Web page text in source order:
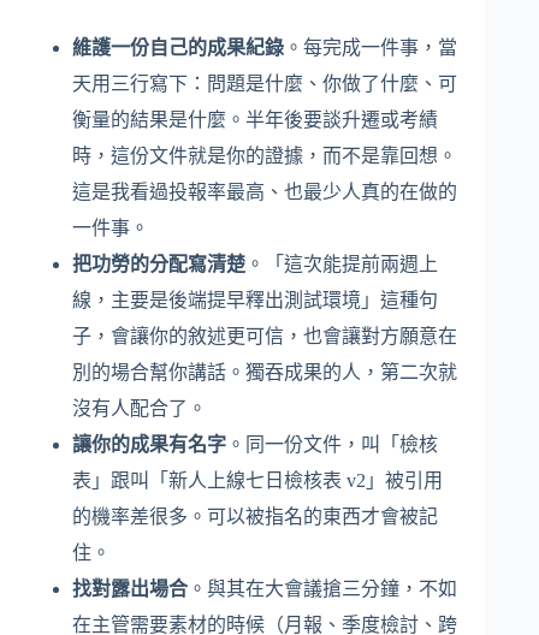
維護一份自己的成果紀錄 。每完成一件事，當
天用三行寫下：問題是什麼、你做了什麼、可
衡量的結果是什麼。半年後要談升遷或考績
時，這份文件就是你的證據，而不是靠回想。
這是我看過投報率最高、也最少人真的在做的
一件事。
把功勞的分配寫清楚 。「這次能提前兩週上
線，主要是後端提早釋出測試環境」這種句
子，會讓你的敘述更可信，也會讓對方願意在
別的場合幫你講話。獨吞成果的人，第二次就
沒有人配合了。
讓你的成果有名字 。同一份文件，叫「檢核
表」跟叫「新人上線七日檢核表 v2」被引用
的機率差很多。可以被指名的東西才會被記
住。
找對露出場合 。與其在大會議搶三分鐘，不如
在主管需要素材的時候（月報、季度檢討、跨